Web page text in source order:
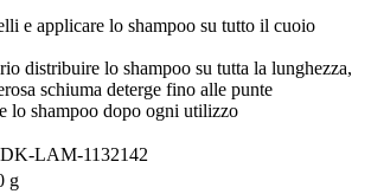
e applicare lo shampoo su tutto il cuoio
distribuire lo shampoo su tutta la lunghezza,
schiuma deterge fino alle punte
lo shampoo dopo ogni utilizzo
LAM-1132142
g